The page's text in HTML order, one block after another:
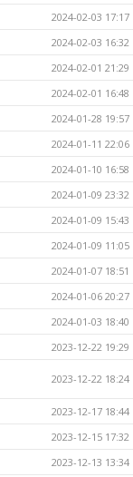
2024-02-03 17:17
2024-02-03 16:32
2024-02-01 21:29
2024-02-01 16:48
2024-01-28 19:57
2024-01-11 22:06
2024-01-10 16:58
2024-01-09 23:32
2024-01-09 15:43
2024-01-09 11:05
2024-01-07 18:51
2024-01-06 20:27
2024-01-03 18:40
2023-12-22 19:29
2023-12-22 18:24
2023-12-17 18:44
2023-12-15 17:32
2023-12-13 13:34